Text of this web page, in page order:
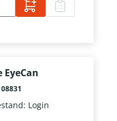
EyeCan
Login